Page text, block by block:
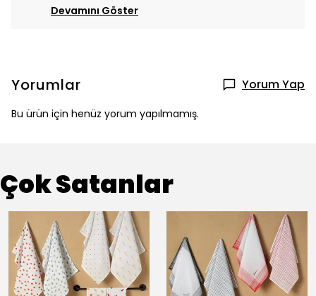
Devamını Göster
Yorumlar Yorum Yap
Bu ürün için henüz yorum yapılmamış.
Çok Satanlar